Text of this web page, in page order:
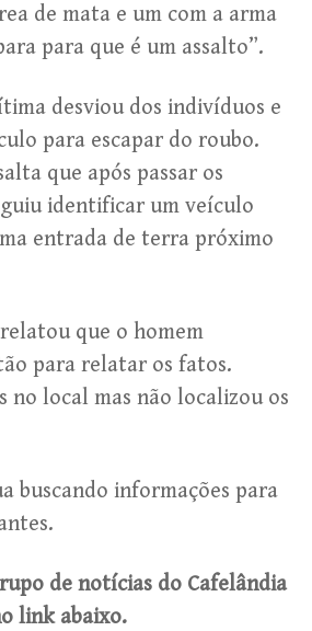
de mata e um com a arma
para que é um assalto”.
desviou dos indivíduos e
para escapar do roubo.
que após passar os
identificar um veículo
entrada de terra próximo
que o homem
para relatar os fatos.
no local mas não localizou os
buscando informações para
de notícias do Cafelândia
link abaixo.